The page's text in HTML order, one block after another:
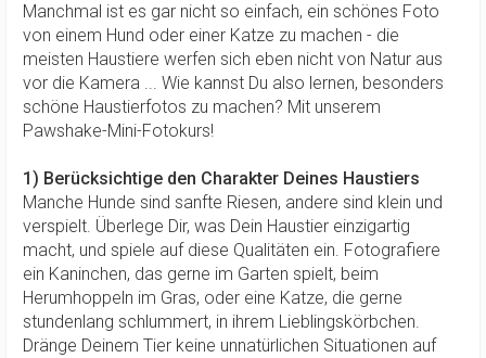
Manchmal ist es gar nicht so einfach, ein schönes Foto
von einem Hund oder einer Katze zu machen - die
meisten Haustiere werfen sich eben nicht von Natur aus
vor die Kamera ... Wie kannst Du also lernen, besonders
schöne Haustierfotos zu machen? Mit unserem
Pawshake-Mini-Fotokurs!
1) Berücksichtige den Charakter Deines Haustiers
Manche Hunde sind sanfte Riesen, andere sind klein und
verspielt. Überlege Dir, was Dein Haustier einzigartig
macht, und spiele auf diese Qualitäten ein. Fotografiere
ein Kaninchen, das gerne im Garten spielt, beim
Herumhoppeln im Gras, oder eine Katze, die gerne
stundenlang schlummert, in ihrem Lieblingskörbchen.
Dränge Deinem Tier keine unnatürlichen Situationen auf